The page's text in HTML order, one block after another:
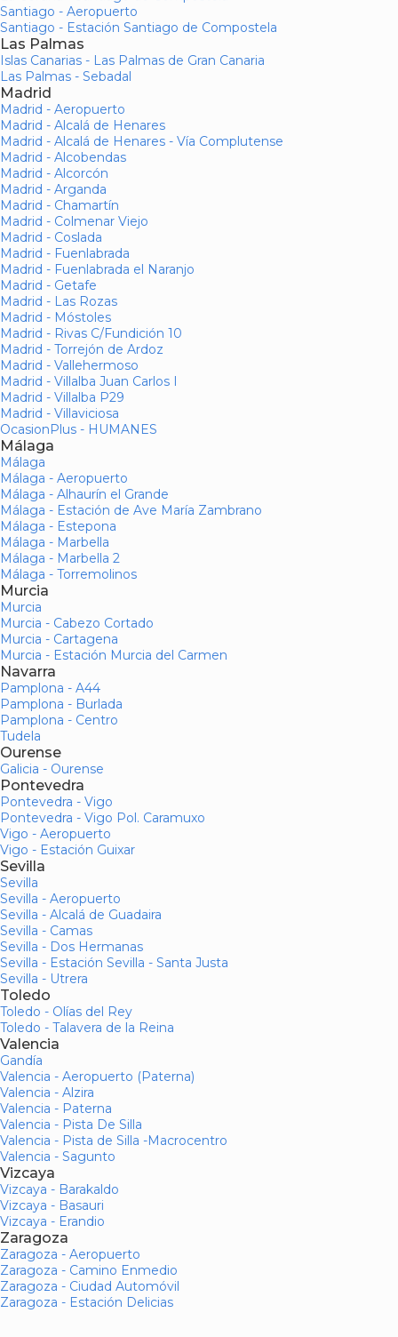
Santiago - Aeropuerto
Santiago - Estación Santiago de Compostela
Las Palmas
Islas Canarias - Las Palmas de Gran Canaria
Las Palmas - Sebadal
Madrid
Madrid - Aeropuerto
Madrid - Alcalá de Henares
Madrid - Alcalá de Henares - Vía Complutense
Madrid - Alcobendas
Madrid - Alcorcón
Madrid - Arganda
Madrid - Chamartín
Madrid - Colmenar Viejo
Madrid - Coslada
Madrid - Fuenlabrada
Madrid - Fuenlabrada el Naranjo
Madrid - Getafe
Madrid - Las Rozas
Madrid - Móstoles
Madrid - Rivas C/Fundición 10
Madrid - Torrejón de Ardoz
Madrid - Vallehermoso
Madrid - Villalba Juan Carlos I
Madrid - Villalba P29
Madrid - Villaviciosa
OcasionPlus - HUMANES
Málaga
Málaga
Málaga - Aeropuerto
Málaga - Alhaurín el Grande
Málaga - Estación de Ave María Zambrano
Málaga - Estepona
Málaga - Marbella
Málaga - Marbella 2
Málaga - Torremolinos
Murcia
Murcia
Murcia - Cabezo Cortado
Murcia - Cartagena
Murcia - Estación Murcia del Carmen
Navarra
Pamplona - A44
Pamplona - Burlada
Pamplona - Centro
Tudela
Ourense
Galicia - Ourense
Pontevedra
Pontevedra - Vigo
Pontevedra - Vigo Pol. Caramuxo
Vigo - Aeropuerto
Vigo - Estación Guixar
Sevilla
Sevilla
Sevilla - Aeropuerto
Sevilla - Alcalá de Guadaira
Sevilla - Camas
Sevilla - Dos Hermanas
Sevilla - Estación Sevilla - Santa Justa
Sevilla - Utrera
Toledo
Toledo - Olías del Rey
Toledo - Talavera de la Reina
Valencia
Gandía
Valencia - Aeropuerto (Paterna)
Valencia - Alzira
Valencia - Paterna
Valencia - Pista De Silla
Valencia - Pista de Silla -Macrocentro
Valencia - Sagunto
Vizcaya
Vizcaya - Barakaldo
Vizcaya - Basauri
Vizcaya - Erandio
Zaragoza
Zaragoza - Aeropuerto
Zaragoza - Camino Enmedio
Zaragoza - Ciudad Automóvil
Zaragoza - Estación Delicias